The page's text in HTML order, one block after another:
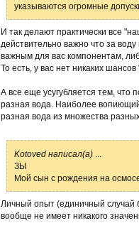
указываются огромные
И так делают практически все
действительно важно что за
важным для вас компонентам,
То есть, у вас нет никаких
А все еще усугубляется тем,
разная вода. Наиболее
разная вода из множества
Kotoved написал(а)
ЗЫ
Мой сын с рождения на
Личный опыт (единичный случай
вообще не имеет никакого